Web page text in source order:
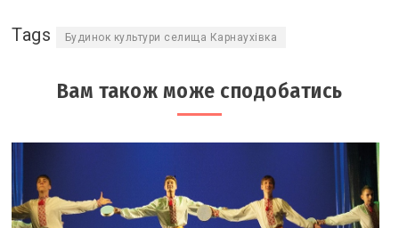
Tags Будинок культури селища Карнаухівка
Вам також може сподобатись